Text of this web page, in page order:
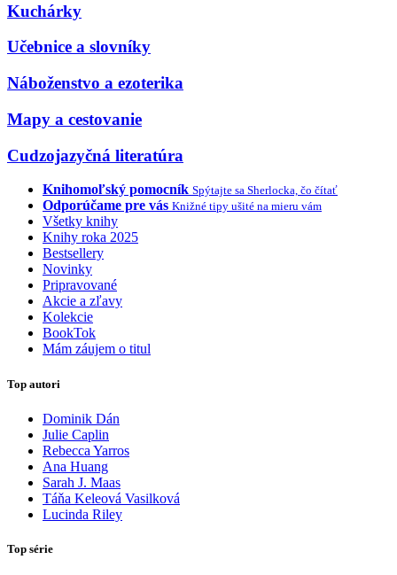
Kuchárky
Učebnice a slovníky
Náboženstvo a ezoterika
Mapy a cestovanie
Cudzojazyčná literatúra
Knihomoľský pomocník Spýtajte sa Sherlocka, čo čítať
Odporúčame pre vás Knižné tipy ušité na mieru vám
Všetky knihy
Knihy roka 2025
Bestsellery
Novinky
Pripravované
Akcie a zľavy
Kolekcie
BookTok
Mám záujem o titul
Top autori
Dominik Dán
Julie Caplin
Rebecca Yarros
Ana Huang
Sarah J. Maas
Táňa Keleová Vasilková
Lucinda Riley
Top série